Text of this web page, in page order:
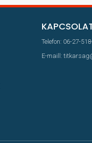
Telefon: 06-27-
E-maill: